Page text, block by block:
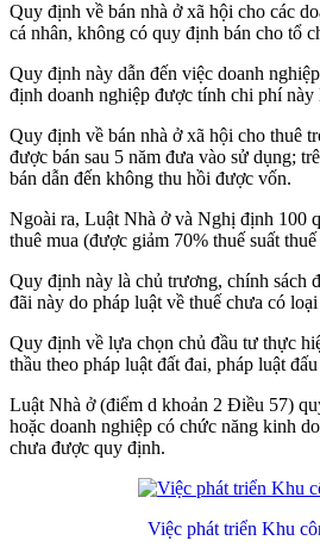
Quy định về bán nhà ở xã hội cho các
cá nhân, không có quy định bán cho tổ
Quy định này dẫn đến việc doanh
định doanh nghiệp được tính chi phí
Quy định về bán nhà ở xã hội cho thuê
được bán sau 5 năm đưa vào sử dụng;
bán dẫn đến không thu hồi được vốn.
Ngoài ra, Luật Nhà ở và Nghị định 100
thuê mua (được giảm 70% thuế suất
Quy định này là chủ trương, chính sách
đãi này do pháp luật về thuế chưa có
Quy định về lựa chọn chủ đầu tư thực
thầu theo pháp luật đất đai, pháp luật
Luật Nhà ở (điểm d khoản 2 Điều 57)
hoặc doanh nghiệp có chức năng kinh
chưa được quy định.
Việc phát triển Khu